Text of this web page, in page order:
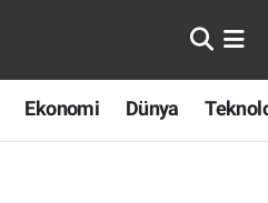
Ekonomi Dünya